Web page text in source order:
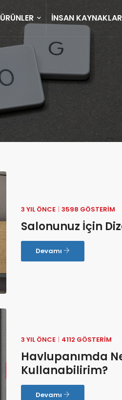
ÜRÜNLER İNSAN
3 YIL ÖNCE 3598 GÖSTERIM
Salonunuz İçin
Devamı
3 YIL ÖNCE 4112 GÖSTERIM
Havlupanımda
Kullanabilirim?
Devamı